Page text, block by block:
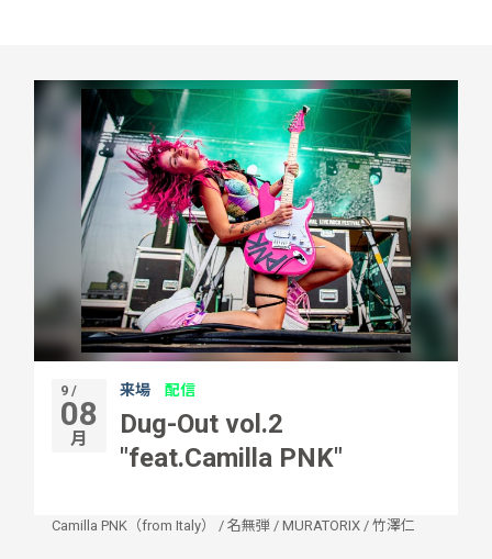
9 /
08
月
来場 配信
Dug-Out vol.2
"feat.Camilla PNK"
Camilla PNK（from Italy） / 名無弾 / MURATORIX / 竹澤仁